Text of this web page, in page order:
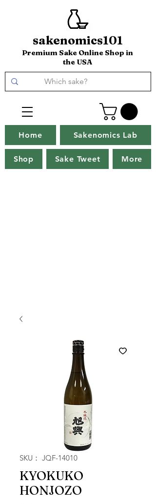
sakenomics101
Premium Sake Online Shop in
the USA
Home Sakenomics Lab
Shop Sake Tweet More
SKU： JQF-14010
KYOKUKO
HONJOZO